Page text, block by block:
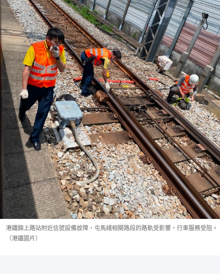
港鐵錦上路站附近信號設備故障，屯馬綫相關路段的路軌受影響，行車服務受阻。
（港鐵圖片）